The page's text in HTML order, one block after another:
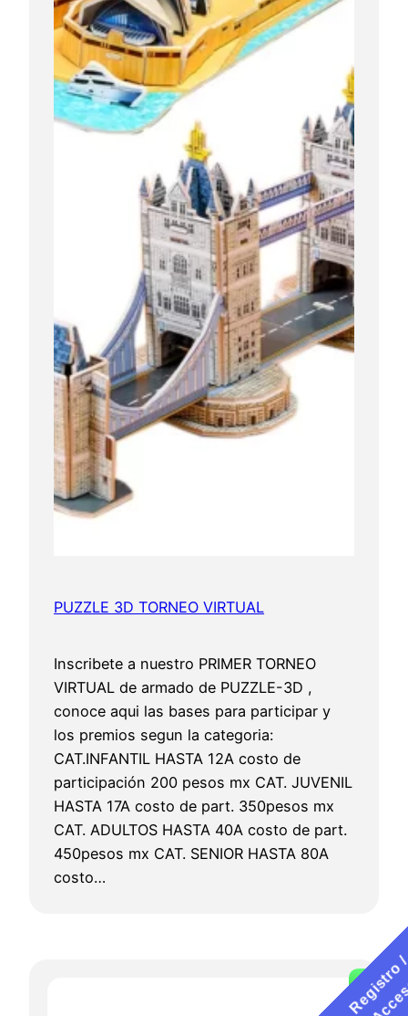
PUZZLE 3D TORNEO VIRTUAL
Inscribete a nuestro PRIMER TORNEO
VIRTUAL de armado de PUZZLE-3D ,
conoce aqui las bases para participar y
los premios segun la categoria:
CAT.INFANTIL HASTA 12A costo de
participación 200 pesos mx CAT. JUVENIL
HASTA 17A costo de part. 350pesos mx
CAT. ADULTOS HASTA 40A costo de part.
450pesos mx CAT. SENIOR HASTA 80A
costo…